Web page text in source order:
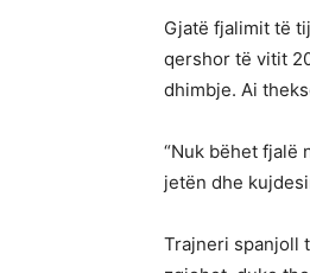
Gjatë fjalimit të
qershor të vitit
dhimbje. Ai
“Nuk bëhet fjalë
jetën dhe
Trajneri spanjoll